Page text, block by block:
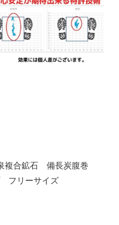
複合鉱石 備長炭腹巻
フリーサイズ